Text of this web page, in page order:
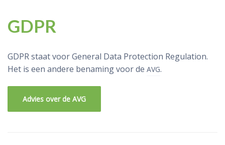
GDPR
GDPR staat voor General Data Protection Regulation.
Het is een andere benaming voor de AVG.
Advies over de AVG